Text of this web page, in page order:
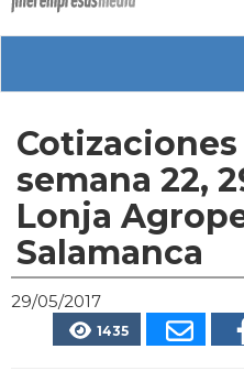
semana 22,
Lonja
Salamanca
29/05/2017
1435